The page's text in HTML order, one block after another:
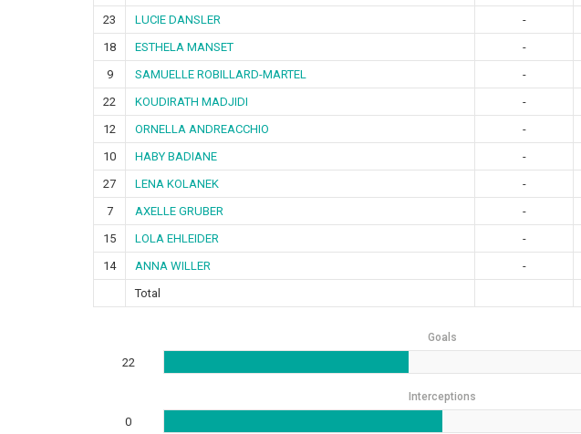
23
LUCIE DANSLER -
18
ESTHELA MANSET -
9
SAMUELLE ROBILLARD-MARTEL -
22
KOUDIRATH MADJIDI -
12
ORNELLA ANDREACCHIO -
10
HABY BADIANE -
27
LENA KOLANEK -
7
AXELLE GRUBER -
15
LOLA EHLEIDER -
14
ANNA WILLER -
Total
Goals
22
Interceptions
0